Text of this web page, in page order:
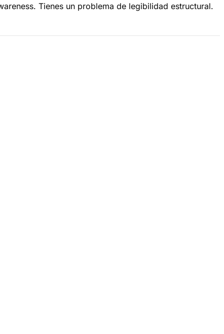
Tienes un problema de legibilidad estructural.